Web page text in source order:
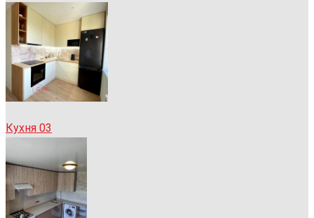
Кухня 03